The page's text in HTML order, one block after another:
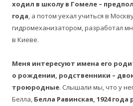
ходил в школу в Гомеле –
года, а потом уехал учиться в
гидромеханизатором, разработал
в Киеве.
Меня интересуют имена его
о рождении, родственники –
троюродные. Слышали мы, что у
Белла, Белла Равинская, 1924